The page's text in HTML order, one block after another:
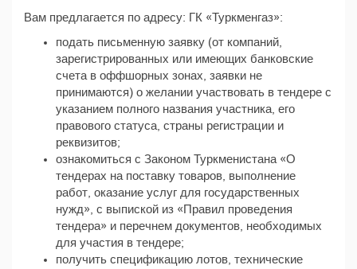
Вам предлагается по адресу: ГК «Туркменгаз»:
подать письменную заявку (от компаний,
зарегистрированных или имеющих банковские
счета в оффшорных зонах, заявки не
принимаются) о желании участвовать в тендере с
указанием полного названия участника, его
правового статуса, страны регистрации и
реквизитов;
ознакомиться с Законом Туркменистана «О
тендерах на поставку товаров, выполнение
работ, оказание услуг для государственных
нужд», с выпиской из «Правил проведения
тендера» и перечнем документов, необходимых
для участия в тендере;
получить спецификацию лотов, технические